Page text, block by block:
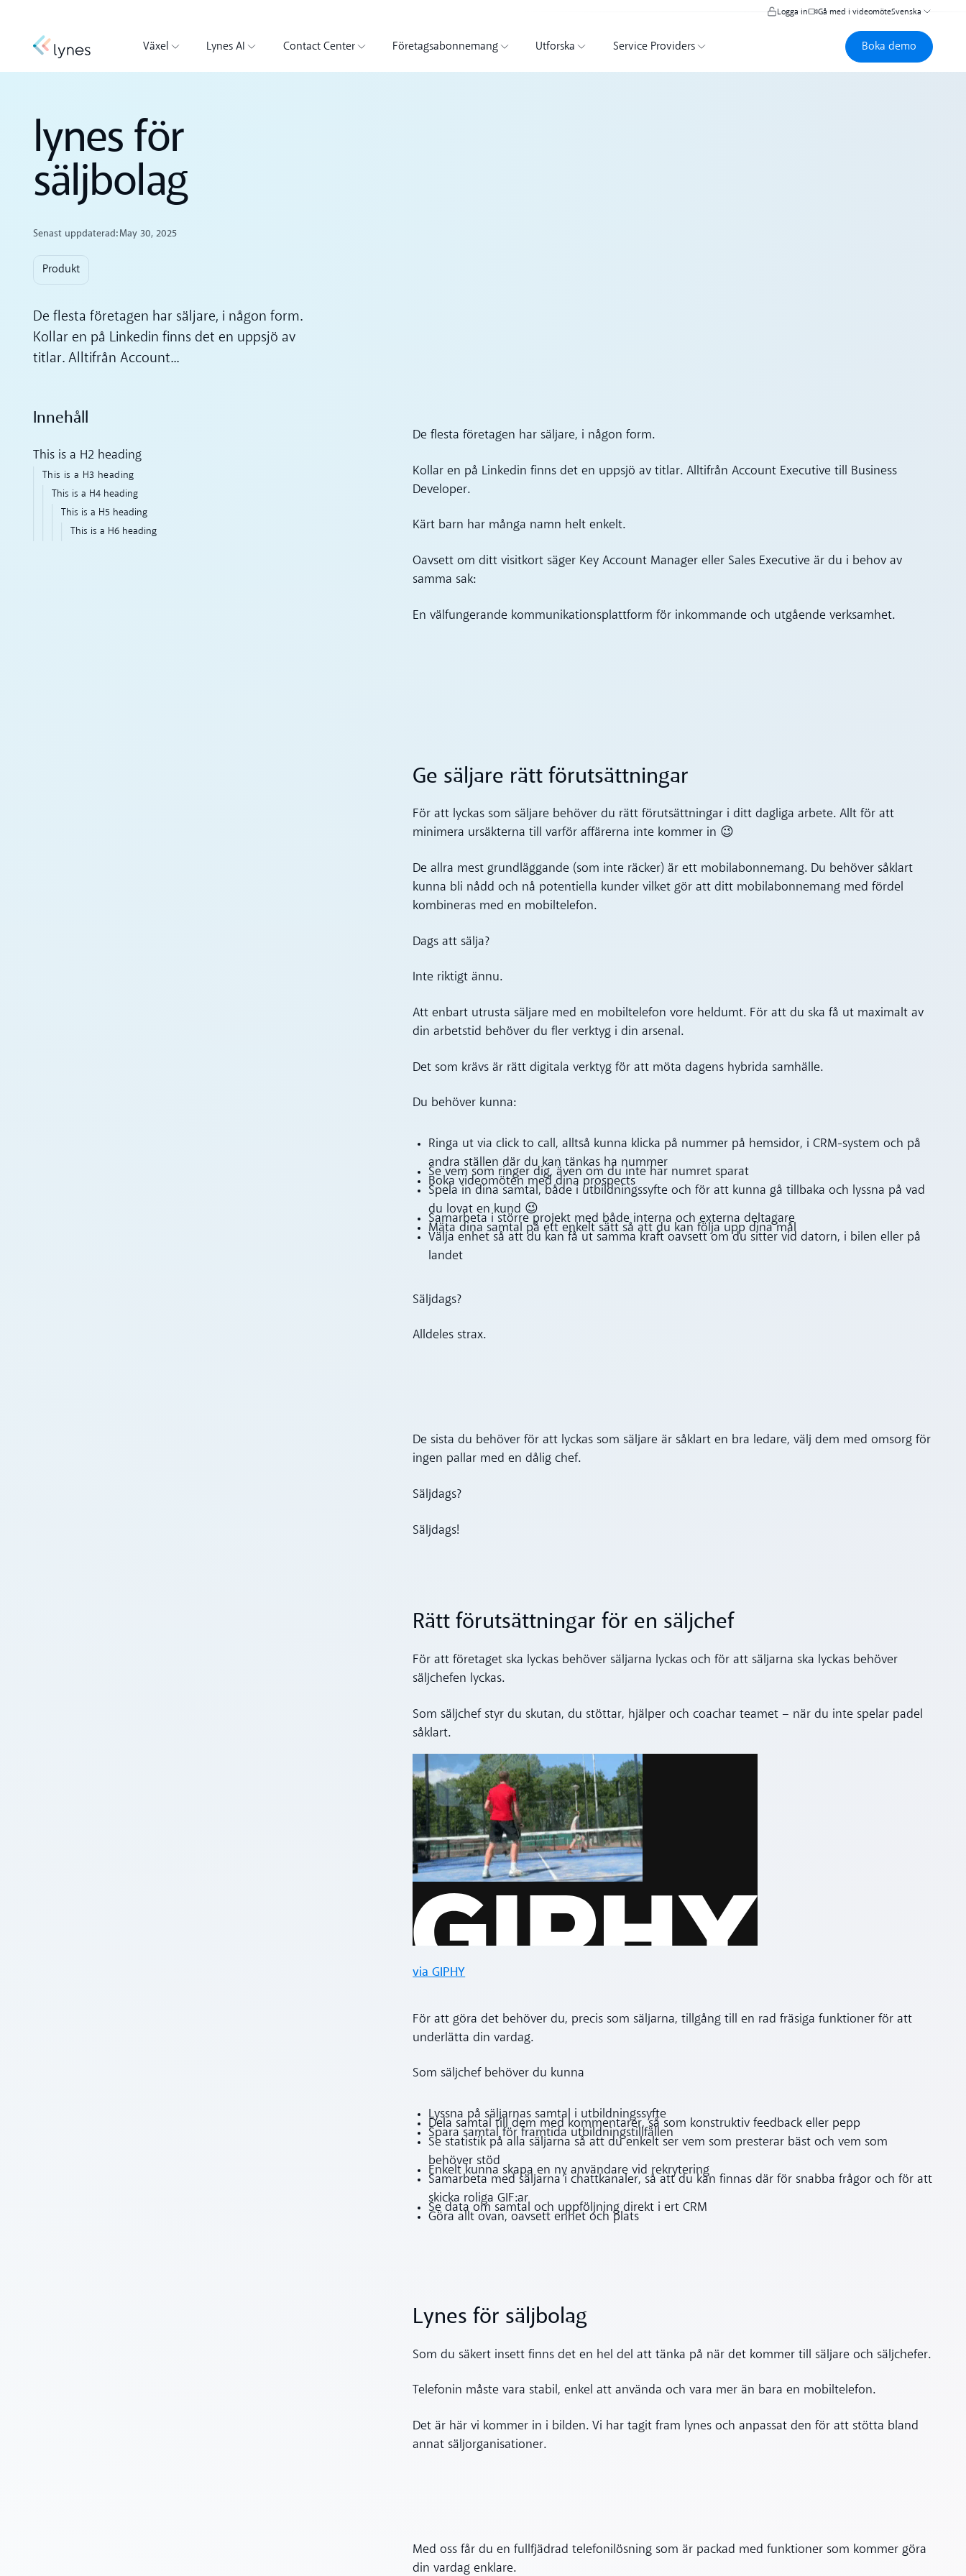
Logga in Gå med i videomöteSvenska
Växel Lynes AI Contact Center Företagsabonnemang Utforska Service Providers
Boka demo
Boka demo
lynes för
säljbolag
Senast uppdaterad:May 30, 2025
Produkt
De flesta företagen har säljare, i någon form.
Kollar en på Linkedin finns det en uppsjö av
titlar. Alltifrån Account...
Innehåll
This is a H2 heading
This is a H3 heading
This is a H4 heading
This is a H5 heading
This is a H6 heading
De flesta företagen har säljare, i någon form.
Kollar en på Linkedin finns det en uppsjö av titlar. Alltifrån Account Executive till Business
Developer.
Kärt barn har många namn helt enkelt.
Oavsett om ditt visitkort säger Key Account Manager eller Sales Executive är du i behov av
samma sak:
En välfungerande kommunikationsplattform för inkommande och utgående verksamhet.
Ge säljare rätt förutsättningar
För att lyckas som säljare behöver du rätt förutsättningar i ditt dagliga arbete. Allt för att
minimera ursäkterna till varför affärerna inte kommer in 😉
De allra mest grundläggande (som inte räcker) är ett mobilabonnemang. Du behöver såklart
kunna bli nådd och nå potentiella kunder vilket gör att ditt mobilabonnemang med fördel
kombineras med en mobiltelefon.
Dags att sälja?
Inte riktigt ännu.
Att enbart utrusta säljare med en mobiltelefon vore heldumt. För att du ska få ut maximalt av
din arbetstid behöver du fler verktyg i din arsenal.
Det som krävs är rätt digitala verktyg för att möta dagens hybrida samhälle.
Du behöver kunna:
Ringa ut via click to call, alltså kunna klicka på nummer på hemsidor, i CRM-system och på
andra ställen där du kan tänkas ha nummer
Se vem som ringer dig, även om du inte har numret sparat
Boka videomöten med dina prospects
Spela in dina samtal, både i utbildningssyfte och för att kunna gå tillbaka och lyssna på vad
du lovat en kund 😉
Samarbeta i större projekt med både interna och externa deltagare
Mäta dina samtal på ett enkelt sätt så att du kan följa upp dina mål
Välja enhet så att du kan få ut samma kraft oavsett om du sitter vid datorn, i bilen eller på
landet
Säljdags?
Alldeles strax.
De sista du behöver för att lyckas som säljare är såklart en bra ledare, välj dem med omsorg för
ingen pallar med en dålig chef.
Säljdags?
Säljdags!
Rätt förutsättningar för en säljchef
För att företaget ska lyckas behöver säljarna lyckas och för att säljarna ska lyckas behöver
säljchefen lyckas.
Som säljchef styr du skutan, du stöttar, hjälper och coachar teamet – när du inte spelar padel
såklart.
via GIPHY
För att göra det behöver du, precis som säljarna, tillgång till en rad fräsiga funktioner för att
underlätta din vardag.
Som säljchef behöver du kunna
Lyssna på säljarnas samtal i utbildningssyfte
Dela samtal till dem med kommentarer, så som konstruktiv feedback eller pepp
Spara samtal för framtida utbildningstillfällen
Se statistik på alla säljarna så att du enkelt ser vem som presterar bäst och vem som
behöver stöd
Enkelt kunna skapa en ny användare vid rekrytering
Samarbeta med säljarna i chattkanaler, så att du kan finnas där för snabba frågor och för att
skicka roliga GIF:ar
Se data om samtal och uppföljning direkt i ert CRM
Göra allt ovan, oavsett enhet och plats
Lynes för säljbolag
Som du säkert insett finns det en hel del att tänka på när det kommer till säljare och säljchefer.
Telefonin måste vara stabil, enkel att använda och vara mer än bara en mobiltelefon.
Det är här vi kommer in i bilden. Vi har tagit fram lynes och anpassat den för att stötta bland
annat säljorganisationer.
Med oss får du en fullfjädrad telefonilösning som är packad med funktioner som kommer göra
din vardag enklare.